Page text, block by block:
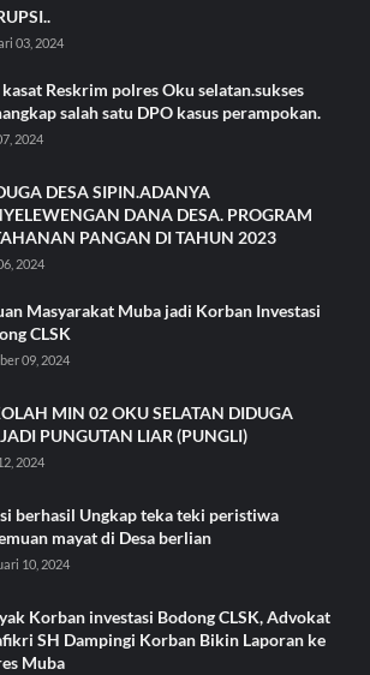
03, 2024
Reskrim polres Oku selatan.sukses
salah satu DPO kasus perampokan.
2024
DESA SIPIN.ADANYA
DANA DESA. PROGRAM
PANGAN DI TAHUN 2023
2024
Masyarakat Muba jadi Korban Investasi
CLSK
09, 2024
MIN 02 OKU SELATAN DIDUGA
PUNGUTAN LIAR (PUNGLI)
2024
berhasil Ungkap teka teki peristiwa
mayat di Desa berlian
10, 2024
Korban investasi Bodong CLSK, Advokat
SH Dampingi Korban Bikin Laporan ke
Muba